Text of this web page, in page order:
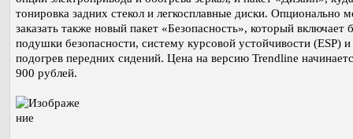
тонировка задних стекол и легкосплавные диски. Опционально
заказать также новый пакет «Безопасность», который включает
подушки безопасности, систему курсовой устойчивости (ESP) и
подогрев передних сидений. Цена на версию Trendline
900 рублей.